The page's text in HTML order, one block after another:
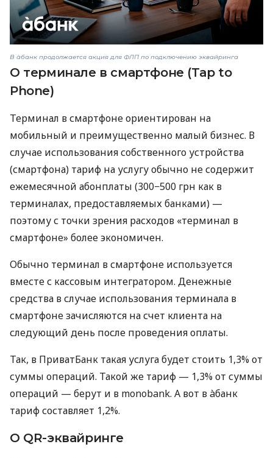
В àбанк продолжается акция для ФЛП по подключению эквайринга
О терминале в смартфоне (Tap to
Phone)
Терминал в смартфоне ориентирован на
мобильный и преимущественно малый бизнес. В
случае использования собственного устройства
(смартфона) тариф на услугу обычно не содержит
ежемесячной абонплаты (300−500 грн как в
терминалах, предоставляемых банками) —
поэтому с точки зрения расходов «терминал в
смартфоне» более экономичен.
Обычно терминал в смартфоне используется
вместе с кассовым интегратором. Денежные
средства в случае использования терминала в
смартфоне зачисляются на счет клиента на
следующий день после проведения оплаты.
Так, в ПриватБанк такая услуга будет стоить 1,3% от
суммы операций. Такой же тариф — 1,3% от суммы
операций — берут и в monobank. А вот в àбанк
тариф составляет 1,2%.
О QR-эквайринге